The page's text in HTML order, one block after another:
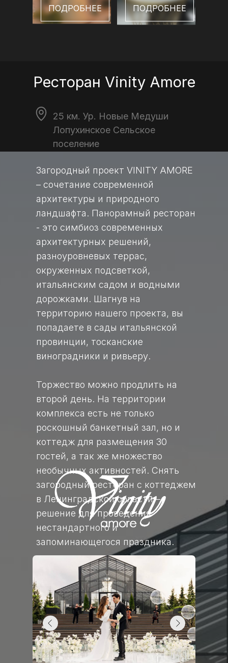
ПОДРОБНЕЕ
ПОДРОБНЕЕ
Ресторан Vinity Amore
Загородный проект VINITY AMORE
– сочетание современной
архитектуры и природного
ландшафта. Панорамный ресторан
- это cимбиоз современных
архитектурных решений,
разноуровневых террас,
окруженных подсветкой,
итальянским садом и водными
дорожками. Шагнув на
территорию нашего проекта, вы
попадаете в сады итальянской
провинции, тосканские
виноградники и ривьеру.
Торжество можно продлить на
второй день. На территории
комплекса есть не только
роскошный банкетный зал, но и
коттедж для размещения 30
гостей, а так же множество
необычных активностей. Снять
загородный ресторан с коттеджем
в Ленинградской области –
решение для проведения
нестандартного и
запоминающегося праздника.
25 км. Ур. Новые Медуши
Лопухинское Сельское
поселение